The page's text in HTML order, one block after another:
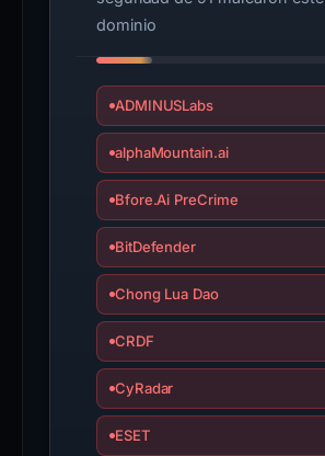
dominio
ADMINUSLabs
alphaMountain.ai
Bfore.Ai PreCrime
BitDefender
Chong Lua Dao
CRDF
CyRadar
ESET